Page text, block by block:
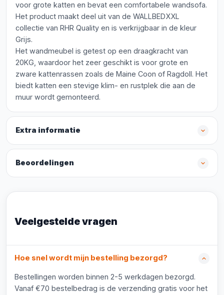
voor grote katten en bevat een comfortabele wandsofa.
Het product maakt deel uit van de WALLBEDXXL
collectie van RHR Quality en is verkrijgbaar in de kleur
Grijs.
Het wandmeubel is getest op een draagkracht van
20KG, waardoor het zeer geschikt is voor grote en
zware kattenrassen zoals de Maine Coon of Ragdoll. Het
biedt katten een stevige klim- en rustplek die aan de
muur wordt gemonteerd.
Extra informatie
Beoordelingen
Veelgestelde vragen
Hoe snel wordt mijn bestelling bezorgd?
Bestellingen worden binnen 2-5 werkdagen bezorgd.
Vanaf €70 bestelbedrag is de verzending gratis voor het